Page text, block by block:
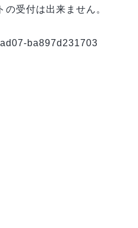
受付は出来ません。
ba897d231703